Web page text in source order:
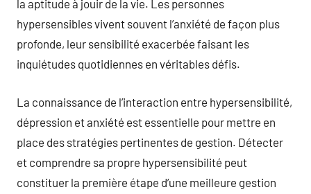
la aptitude à jouir de la vie. Les personnes
hypersensibles vivent souvent l’anxiété de façon plus
profonde, leur sensibilité exacerbée faisant les
inquiétudes quotidiennes en véritables défis.
La connaissance de l’interaction entre hypersensibilité,
dépression et anxiété est essentielle pour mettre en
place des stratégies pertinentes de gestion. Détecter
et comprendre sa propre hypersensibilité peut
constituer la première étape d’une meilleure gestion